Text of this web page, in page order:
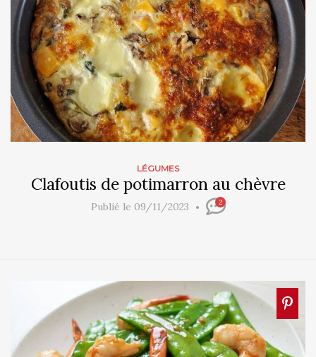
LÉGUMES
Clafoutis de potimarron au chèvre
Publié le 09/11/2023 2